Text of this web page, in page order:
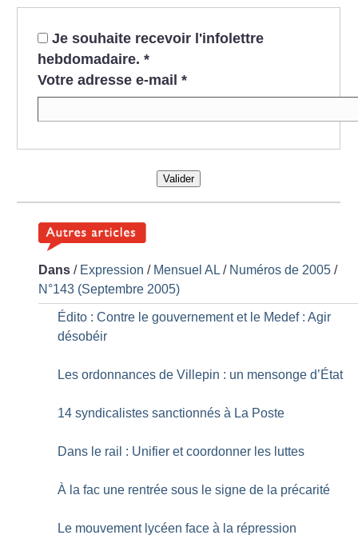
Je souhaite recevoir l'infolettre
hebdomadaire. *
Votre adresse e-mail *
Valider
Dans / Expression / Mensuel AL / Numéros de 2005 /
N°143 (Septembre 2005)
Édito : Contre le gouvernement et le Medef : Agir
désobéir
Les ordonnances de Villepin : un mensonge d’État
14 syndicalistes sanctionnés à La Poste
Dans le rail : Unifier et coordonner les luttes
À la fac une rentrée sous le signe de la précarité
Le mouvement lycéen face à la répression